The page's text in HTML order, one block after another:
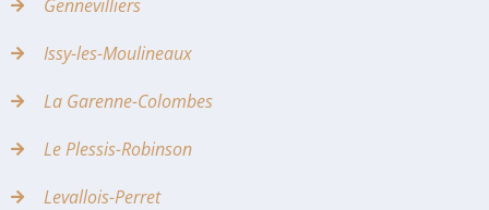
Gennevilliers
Issy-les-Moulineaux
La Garenne-Colombes
Le Plessis-Robinson
Levallois-Perret